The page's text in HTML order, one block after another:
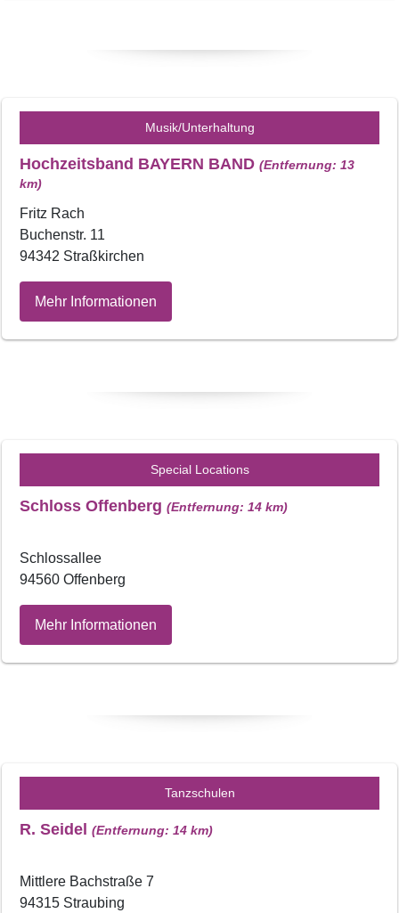
Musik/Unterhaltung
Hochzeitsband BAYERN BAND (Entfernung: 13
km)
Fritz Rach
Buchenstr. 11
94342 Straßkirchen
Mehr Informationen
Special Locations
Schloss Offenberg (Entfernung: 14 km)
Schlossallee
94560 Offenberg
Mehr Informationen
Tanzschulen
R. Seidel (Entfernung: 14 km)
Mittlere Bachstraße 7
94315 Straubing